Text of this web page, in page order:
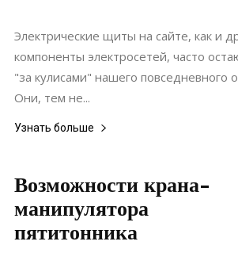
Электрические щиты на сайте, как и
компоненты электросетей, часто
"за кулисами" нашего повседневного
Они, тем не...
Узнать больше
Возможности крана-
манипулятора
пятитонника
02.03.2020